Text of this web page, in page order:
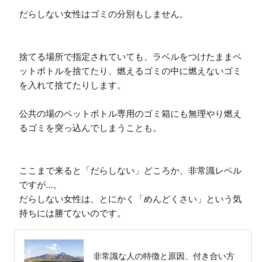
だらしない女性はゴミの分別もしません。
捨てる場所で指定されていても、ラベルをつけたままペ
ットボトルを捨てたり、燃えるゴミの中に燃えないゴミ
を入れて捨てたりします。
公共の場のペットボトル専用のゴミ箱にも無理やり燃え
るゴミを突っ込んでしまうことも。
ここまで来ると「だらしない」どころか、非常識レベル
ですが…。
だらしない女性は、とにかく「めんどくさい」という気
持ちには勝てないのです。
非常識な人の特徴と原因、付き合い方